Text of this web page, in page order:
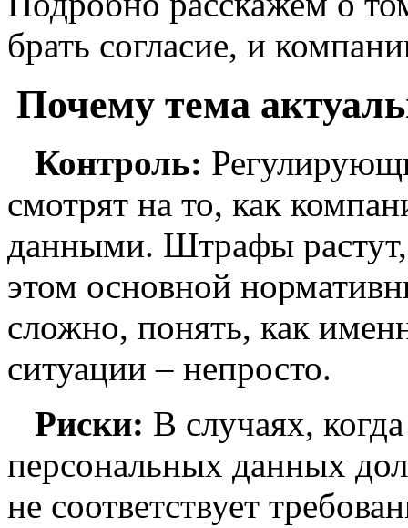
брать согласие, и
Почему тема
Контроль:
смотрят на то, как
данными. Штрафы
этом основной
сложно, понять, как
ситуации – непросто.
Риски: В случаях,
персональных данных
не соответствует